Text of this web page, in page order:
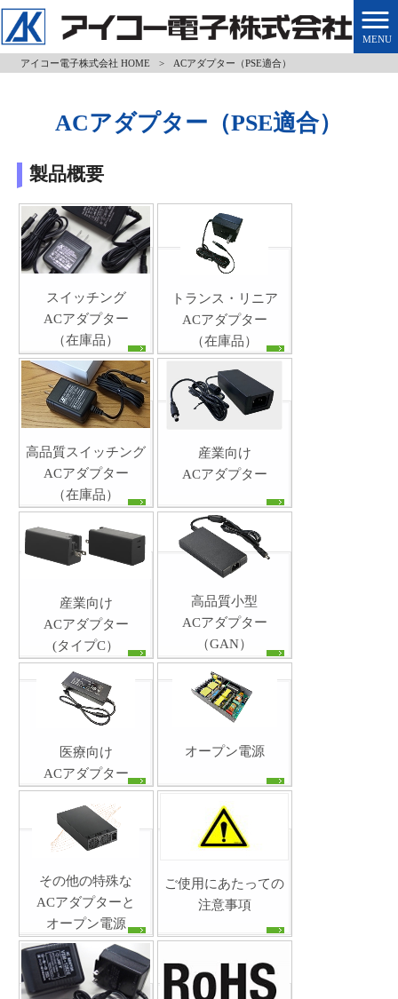
MENU
アイコー電子株式会社 HOME > ACアダプター（PSE適合）
ACアダプター（PSE適合）
製品概要
スイッチング
ACアダプター
（在庫品）
トランス・リニア
ACアダプター
（在庫品）
高品質スイッチング
ACアダプター
（在庫品）
産業向け
ACアダプター
産業向け
ACアダプター
(タイプC）
高品質小型
ACアダプター
（GAN）
医療向け
ACアダプター
オープン電源
その他の特殊な
ACアダプターと
オープン電源
ご使用にあたっての
注意事項